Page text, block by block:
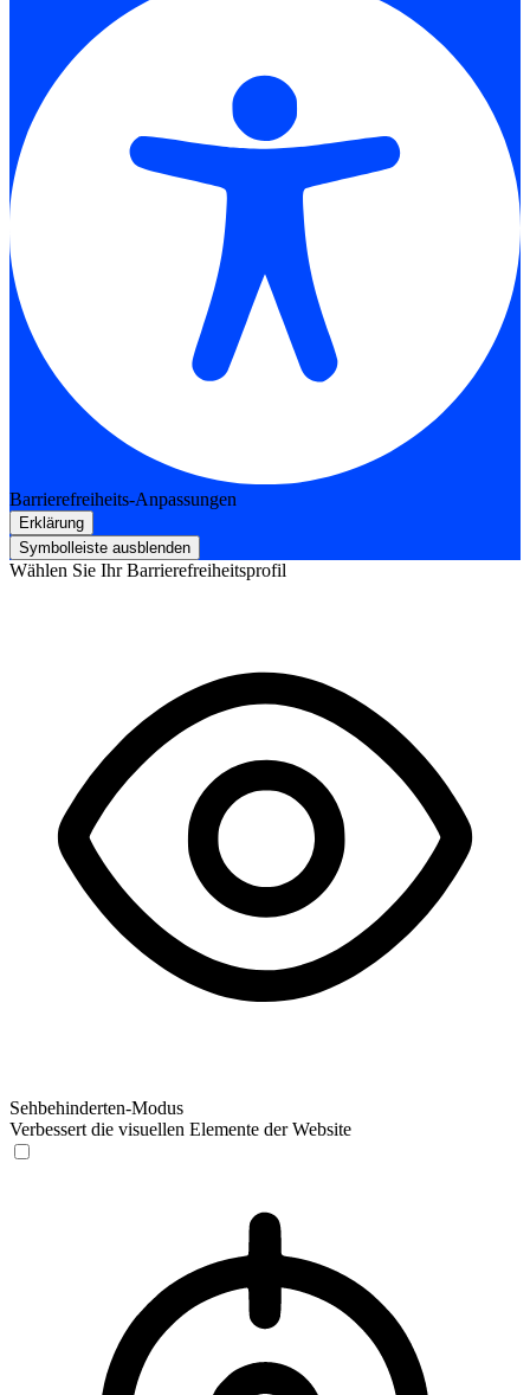
Barrierefreiheits-Anpassungen
Erklärung
Symbolleiste ausblenden
Wählen Sie Ihr Barrierefreiheitsprofil
Sehbehinderten-Modus
Verbessert die visuellen Elemente der Website